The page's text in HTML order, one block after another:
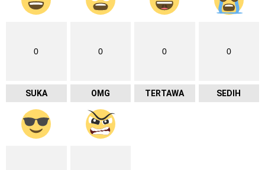
0
SUKA
0
OMG
0
TERTAWA
0
SEDIH